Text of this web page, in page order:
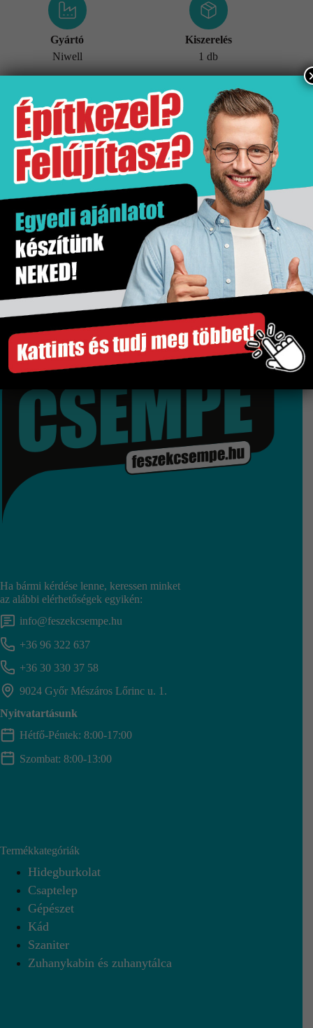
Gyártó
Niwell
Kiszerelés
1 db
További információk
Értékesítési egység db
Gyártó Niwell
Kiszerelés 1 db
Szakértő segítség
Gyors és megbízható szállítás
Több száz termék raktárról
Győri bemutatóterem
Ha bármi kérdése lenne, keressen minket
az alábbi elérhetőségek egyikén:
info@feszekcsempe.hu
+36 96 322 637
+36 30 330 37 58
9024 Győr Mészáros Lőrinc u. 1.
Nyitvatartásunk
Hétfő-Péntek: 8:00-17:00
Szombat: 8:00-13:00
Termékkategóriák
Hidegburkolat
Csaptelep
Gépészet
Kád
Szaniter
Zuhanykabin és zuhanytálca